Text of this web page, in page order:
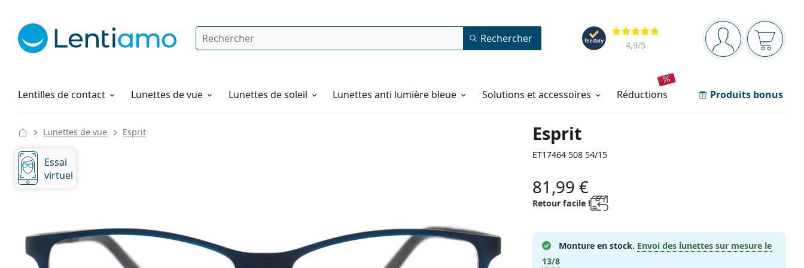
Barre de navigation
Vous êtesVotre
Évaluation
4,9/5
Rechercher Rechercher
Lentilles de contact
Produits d'entretien Lunettes de vue Lunettes de soleil Lunettes anti lumière bleue Solutions et accessoires réductions Produits bonus
Comment commander
Esprit
ET17464 508 54/15
Lunettes de vue Esprit
Essai
virtuel
81,99 €
Retour facile !
Monture en stock. Envoi des lunettes sur mesure le
13/8